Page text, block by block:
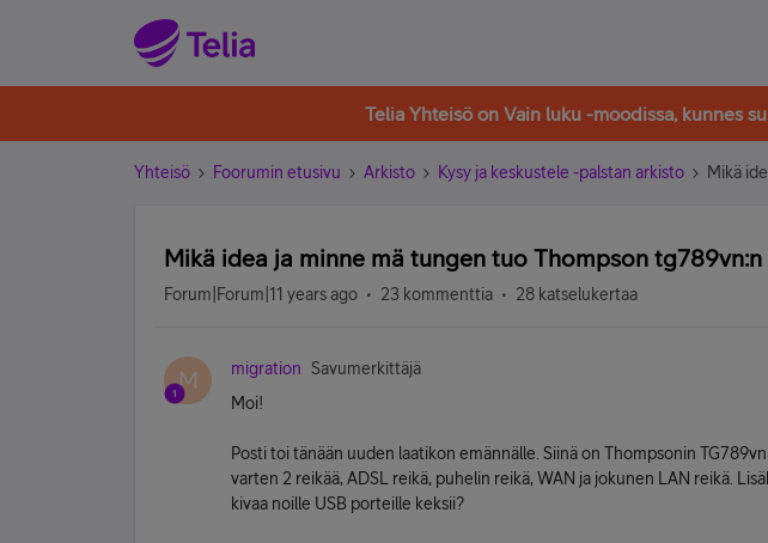
Telia Yhteisö on Vain luku -moodissa, kunnes
Yhteisö Foorumin etusivu Arkisto Kysy ja keskustele -palstan arkisto Mikä
Mikä idea ja minne mä tungen tuo Thompson tg789vn:n
Forum|Forum|11 years ago 23 kommenttia 28 katselukertaa
M migration
Savumerkittäjä
Moi!
Posti toi tänään uuden laatikon emännälle. Siinä on Thompsonin
varten 2 reikää, ADSL reikä, puhelin reikä, WAN ja jokunen LAN reikä.
kivaa noille USB porteille keksii?